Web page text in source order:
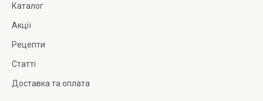
Каталог
Акції
Рецепти
Статті
Доставка та оплата